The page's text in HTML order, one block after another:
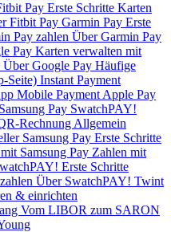
Pay Erste Schritte Karten
Fitbit Pay Garmin Pay Erste
Pay zahlen Über Garmin Pay
Pay Karten verwalten mit
Über Google Pay Häufige
Seite) Instant Payment
Mobile Payment Apple Pay
Samsung Pay SwatchPAY!
Rechnung Allgemein
Samsung Pay Erste Schritte
Samsung Pay Zahlen mit
Erste Schritte
Über SwatchPAY! Twint
& einrichten
Vom LIBOR zum SARON